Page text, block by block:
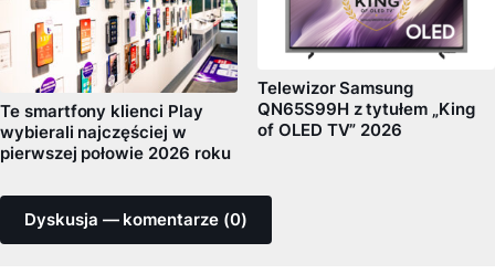
Te smartfony klienci Play
wybierali najczęściej w
pierwszej połowie 2026 roku
Telewizor Samsung
QN65S99H z tytułem „King
of OLED TV” 2026
Dyskusja — komentarze (0)